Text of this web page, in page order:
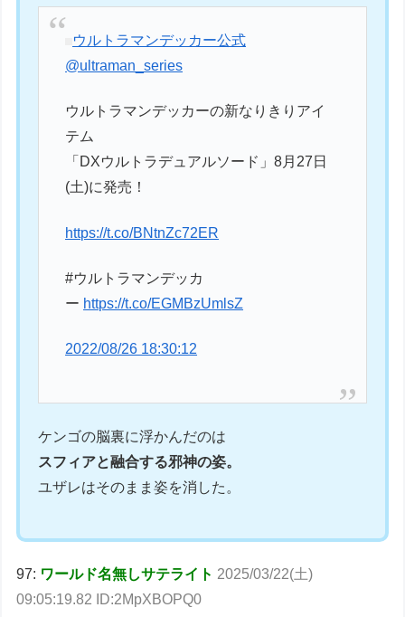
ウルトラマンデッカー公式
@ultraman_series
ウルトラマンデッカーの新なりきりアイ
テム
「DXウルトラデュアルソード」8月27日
(土)に発売！
https://t.co/BNtnZc72ER
#ウルトラマンデッカ
ー https://t.co/EGMBzUmlsZ
2022/08/26 18:30:12
ケンゴの脳裏に浮かんだのは
スフィアと融合する邪神の姿。
ユザレはそのまま姿を消した。
97: ワールド名無しサテライト 2025/03/22(土)
09:05:19.82 ID:2MpXBOPQ0